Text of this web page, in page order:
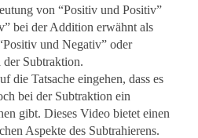
von “Positiv und Positiv”
bei der Addition erwähnt als
und Negativ” oder
Subtraktion.
die Tatsache eingehen, dass es
bei der Subtraktion ein
gibt. Dieses Video bietet einen
Aspekte des Subtrahierens.